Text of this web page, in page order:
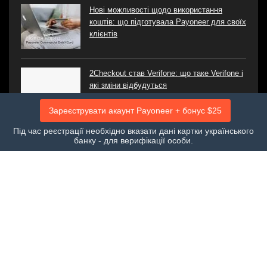
Зареєструвати акаунт Payoneer + бонус $25
Під час реєстрації необхідно вказати дані картки українського
банку - для верифікації особи.
Нові можливості щодо використання
коштів: що підготувала Payoneer для своїх
клієнтів
2Checkout став Verifone: що таке Verifone і
які зміни відбудуться